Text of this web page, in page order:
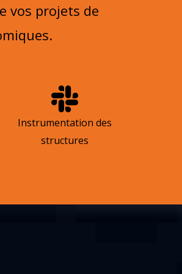
vos projets de
Instrumentation des
structures